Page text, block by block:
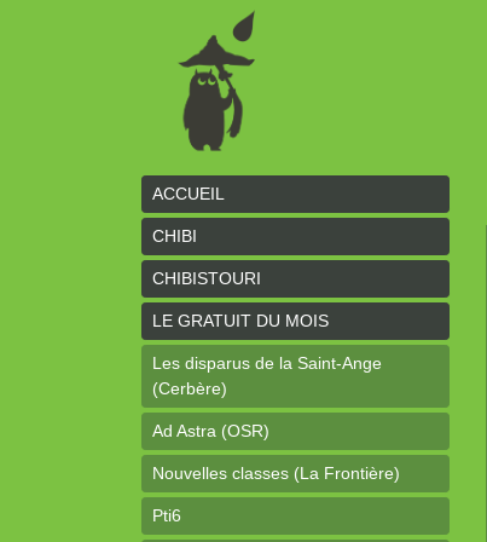
ACCUEIL
CHIBI
CHIBISTOURI
LE GRATUIT DU MOIS
Les disparus de la Saint-Ange
(Cerbère)
Ad Astra (OSR)
Nouvelles classes (La Frontière)
Pti6